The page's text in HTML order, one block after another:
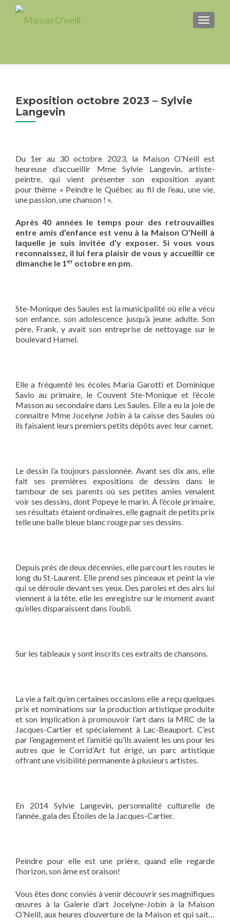
Exposition octobre 2023 – Sylvie
Langevin
Du 1er au 30 octobre 2023, la Maison O’Neill est
heureuse d’accueillir Mme Sylvie Langevin, artiste-
peintre, qui vient présenter son exposition ayant
pour thème « Peindre le Québec au fil de l’eau, une vie,
une passion, une chanson ! ».
Après 40 années le temps pour des retrouvailles
entre amis d’enfance est venu à la Maison O’Neill à
laquelle je suis invitée d’y exposer. Si vous vous
reconnaissez, il lui fera plaisir de vous y accueillir ce
dimanche le 1er octobre en pm.
Ste-Monique des Saules est la municipalité où elle a vécu
son enfance, son adolescence jusqu’à jeune adulte. Son
père, Frank, y avait son entreprise de nettoyage sur le
boulevard Hamel.
Elle a fréquenté les écoles Maria Garotti et Dominique
Savio au primaire, le Couvent Ste-Monique et l’école
Masson au secondaire dans Les Saules. Elle a eu la joie de
connaître Mme Jocelyne Jobin à la caisse des Saules où
ils faisaient leurs premiers petits dépôts avec leur carnet.
Le dessin l’a toujours passionnée. Avant ses dix ans, elle
fait ses premières expositions de dessins dans le
tambour de ses parents où ses petites amies venaient
voir ses dessins, dont Popeye le marin. À l’école primaire,
ses résultats étaient ordinaires, elle gagnait de petits prix
telle une balle bleue blanc rouge par ses dessins.
Depuis près de deux décennies, elle parcourt les routes le
long du St-Laurent. Elle prend ses pinceaux et peint la vie
qui se déroule devant ses yeux. Des paroles et des airs lui
viennent à la tête, elle les enregistre sur le moment avant
qu’elles disparaissent dans l’oubli.
Sur les tableaux y sont inscrits ces extraits de chansons.
La vie a fait qu’en certaines occasions elle a reçu quelques
prix et nominations sur la production artistique produite
et son implication à promouvoir l’art dans la MRC de la
Jacques-Cartier et spécialement à Lac-Beauport. C’est
par l’engagement et l’amitié qu’ils avaient les uns pour les
autres que le Corrid’Art fut érigé, un parc artistique
offrant une visibilité permanente à plusieurs artistes.
En 2014 Sylvie Langevin, personnalité culturelle de
l’année, gala des Étoiles de la Jacques-Cartier.
Peindre pour elle est une prière, quand elle regarde
l’horizon, son âme est oraison!
Vous êtes donc conviés à venir découvrir ses magnifiques
œuvres à la Galerie d’art Jocelyne-Jobin à la Maison
O’Neill, aux heures d’ouverture de la Maison et qui sait…